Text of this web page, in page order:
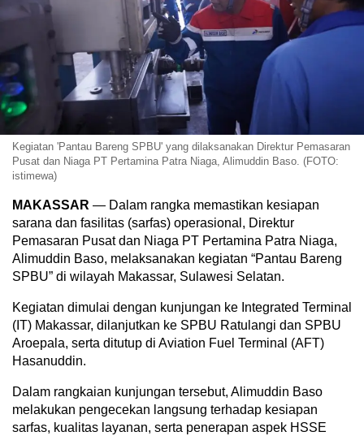
Kegiatan 'Pantau Bareng SPBU' yang dilaksanakan Direktur Pemasaran
Pusat dan Niaga PT Pertamina Patra Niaga, Alimuddin Baso. (FOTO:
istimewa)
MAKASSAR — Dalam rangka memastikan kesiapan
sarana dan fasilitas (sarfas) operasional, Direktur
Pemasaran Pusat dan Niaga PT Pertamina Patra Niaga,
Alimuddin Baso, melaksanakan kegiatan “Pantau Bareng
SPBU” di wilayah Makassar, Sulawesi Selatan.
Kegiatan dimulai dengan kunjungan ke Integrated Terminal
(IT) Makassar, dilanjutkan ke SPBU Ratulangi dan SPBU
Aroepala, serta ditutup di Aviation Fuel Terminal (AFT)
Hasanuddin.
Dalam rangkaian kunjungan tersebut, Alimuddin Baso
melakukan pengecekan langsung terhadap kesiapan
sarfas, kualitas layanan, serta penerapan aspek HSSE